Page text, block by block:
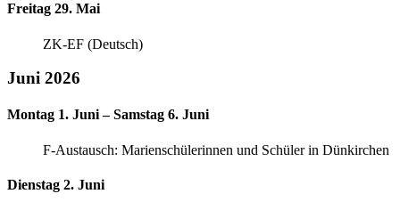
Freitag 29. Mai
ZK-EF (Deutsch)
Juni 2026
Montag 1. Juni – Samstag 6. Juni
F-Austausch: Marienschülerinnen und Schüler in Dünkirchen
Dienstag 2. Juni